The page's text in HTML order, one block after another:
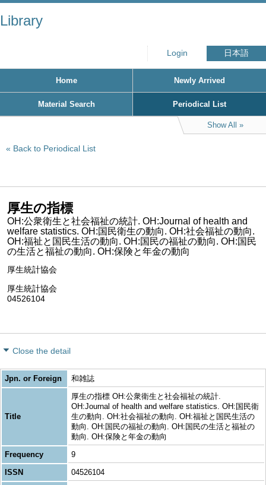
Library
Login 日本語
Home Newly Arrived
Material Search Periodical List
Show All
Back to Periodical List
厚生の指標
OH:公衆衛生と社会福祉の統計. OH:Journal of health and
welfare statistics. OH:国民衛生の動向. OH:社会福祉の動向.
OH:福祉と国民生活の動向. OH:国民の福祉の動向. OH:国民
の生活と福祉の動向. OH:保険と年金の動向
厚生統計協会
厚生統計協会
04526104
Close the detail
Jpn. or Foreign 和雑誌
Title
厚生の指標 OH:公衆衛生と社会福祉の統計.
OH:Journal of health and welfare statistics. OH:国民衛
生の動向. OH:社会福祉の動向. OH:福祉と国民生活の
動向. OH:国民の福祉の動向. OH:国民の生活と福祉の
動向. OH:保険と年金の動向
Frequency
9
ISSN
04526104